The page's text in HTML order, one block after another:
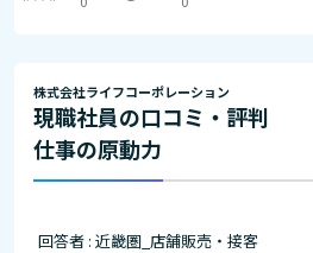
株式会社ライフコーポレーション
現職社員の口コミ・評判
仕事の原動力
回答者 : 近畿圏_店舗販売・接客